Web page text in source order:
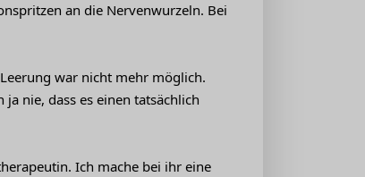
an die Nervenwurzeln. Bei
war nicht mehr möglich.
nie, dass es einen tatsächlich
Ich mache bei ihr eine